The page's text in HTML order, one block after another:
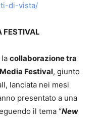
di-vista/
FESTIVAL
collaborazione tra
Festival, giunto
lanciata nei mesi
presentato a una
il tema “New